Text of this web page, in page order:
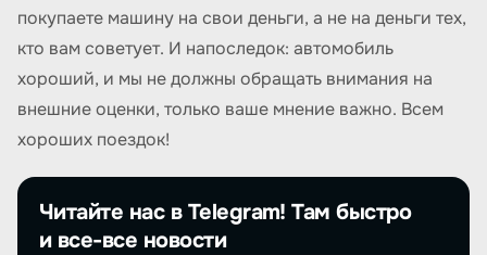
покупаете машину на свои деньги, а не на деньги тех,
кто вам советует. И напоследок: автомобиль
хороший, и мы не должны обращать внимания на
внешние оценки, только ваше мнение важно. Всем
хороших поездок!
Читайте нас в Telegram! Там быстро
и все-все новости